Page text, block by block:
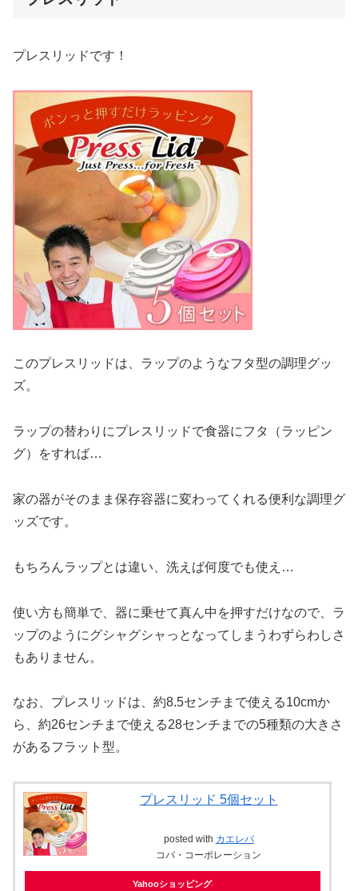
プレスリッドです！
このプレスリッドは、ラップのようなフタ型の調理グッ
ズ。
ラップの替わりにプレスリッドで食器にフタ（ラッピン
グ）をすれば…
家の器がそのまま保存容器に変わってくれる便利な調理グ
ッズです。
もちろんラップとは違い、洗えば何度でも使え…
使い方も簡単で、器に乗せて真ん中を押すだけなので、ラ
ップのようにグシャグシャっとなってしまうわずらわしさ
もありません。
なお、プレスリッドは、約8.5センチまで使える10cmか
ら、約26センチまで使える28センチまでの5種類の大きさ
があるフラット型。
プレスリッド 5個セット
posted with カエレバ
コパ・コーポレーション
Yahooショッピング